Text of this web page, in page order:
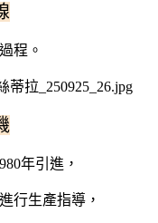
程。
年引進，
行生產指導，